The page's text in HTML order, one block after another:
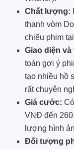
Chất lượng:
thanh vòm
chiếu phim
Giao diện
toán gợi ý
tạo nhiều hồ
rất chuyên
Giá cước:
VNĐ đến
lượng hình
Đối tượng